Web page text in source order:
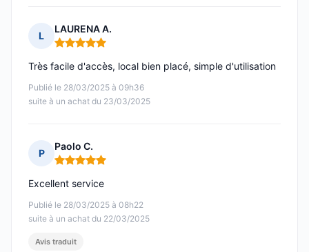
L
LAURENA A.
Note : 5 sur 5
Publié le 28/03/2025 à 09h36
suite à un achat du 23/03/2025
Très facile d'accès, local bien placé, simple d'utilisation
P
Paolo C.
Note : 5 sur 5
Publié le 28/03/2025 à 08h22
suite à un achat du 22/03/2025
Excellent service
Avis traduit